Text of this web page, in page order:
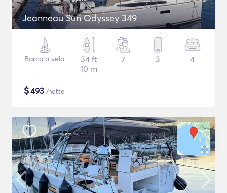
Jeanneau Sun Odyssey 349
Barca a vela
34 ft
10 m
7 3 4
$493 /notte